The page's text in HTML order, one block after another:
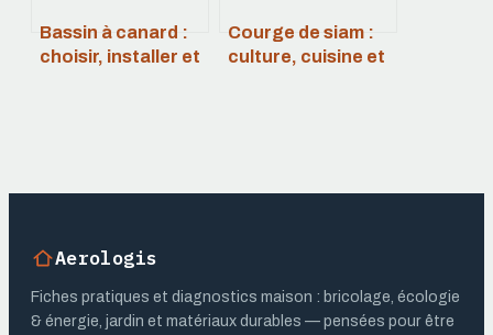
Bassin à canard :
choisir, installer et
Courge de siam :
culture, cuisine et
Aerologis
Fiches pratiques et diagnostics maison : bricolage, écologie
& énergie, jardin et matériaux durables — pensées pour être